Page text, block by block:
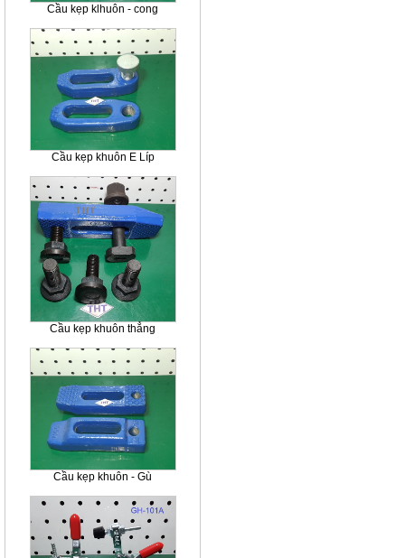
Cầu kẹp klhuôn - cong
Cầu kẹp khuôn E Líp
Cầu kẹp khuôn thẳng
Cầu kẹp khuôn - Gù